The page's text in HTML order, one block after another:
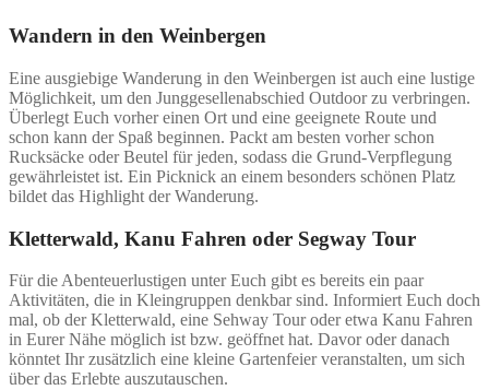
Wandern in den Weinbergen
Eine ausgiebige Wanderung in den Weinbergen ist auch eine lustige
Möglichkeit, um den Junggesellenabschied Outdoor zu verbringen.
Überlegt Euch vorher einen Ort und eine geeignete Route und
schon kann der Spaß beginnen. Packt am besten vorher schon
Rucksäcke oder Beutel für jeden, sodass die Grund-Verpflegung
gewährleistet ist. Ein Picknick an einem besonders schönen Platz
bildet das Highlight der Wanderung.
Kletterwald, Kanu Fahren oder Segway Tour
Für die Abenteuerlustigen unter Euch gibt es bereits ein paar
Aktivitäten, die in Kleingruppen denkbar sind. Informiert Euch doch
mal, ob der Kletterwald, eine Sehway Tour oder etwa Kanu Fahren
in Eurer Nähe möglich ist bzw. geöffnet hat. Davor oder danach
könntet Ihr zusätzlich eine kleine Gartenfeier veranstalten, um sich
über das Erlebte auszutauschen.